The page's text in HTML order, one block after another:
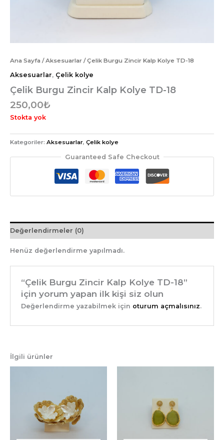
Ana Sayfa /Aksesuarlar / Çelik Burgu Zincir Kalp Kolye TD-18
Aksesuarlar, Çelik kolye
Çelik Burgu Zincir Kalp Kolye TD-18
250,00₺
Stokta yok
Kategoriler: Aksesuarlar, Çelik kolye
Guaranteed Safe Checkout
Değerlendirmeler (0)
Henüz değerlendirme yapılmadı.
“Çelik Burgu Zincir Kalp Kolye TD-18”
için yorum yapan ilk kişi siz olun
Değerlendirme yazabilmek için oturum açmalısınız.
İlgili ürünler